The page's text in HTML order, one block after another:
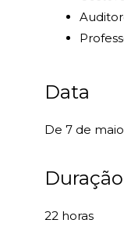
Data
De 7 de
Duração
22 horas